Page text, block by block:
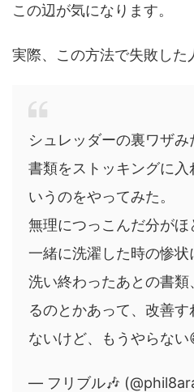
この辺が気になります。
実際、この方法で失敗した
シュレッダーの裏ワザ
書類をストッキングに入
いうのをやってみた。
無理につっこんだ分が
一緒に洗濯した時の惨状
洗い終わったあとの書
るのとかあって、改善
ないけど、もうやらない
— フリブル🎶